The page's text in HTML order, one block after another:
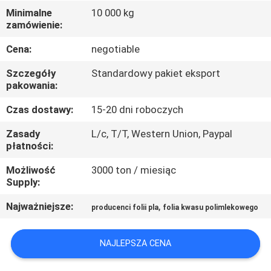
FABRYCE
KONTROLA
JAKOŚCI
SKONTAKTUJ
SIĘ
Z
NAMI
AKTUALNOŚCI
POPROSIĆ
Minimalne
zamówienie:
10 000 kg
Cena:
negotiable
Szczegóły
pakowania:
Standardowy pakiet eksport
Czas dostawy:
15-20 dni roboczych
Zasady
płatności:
L/c, T/T, Western Union, Paypal
Możliwość
Supply:
3000 ton / miesiąc
Najważniejsze: producenci folii pla, folia kwasu polimlekowego
NAJLEPSZA CENA